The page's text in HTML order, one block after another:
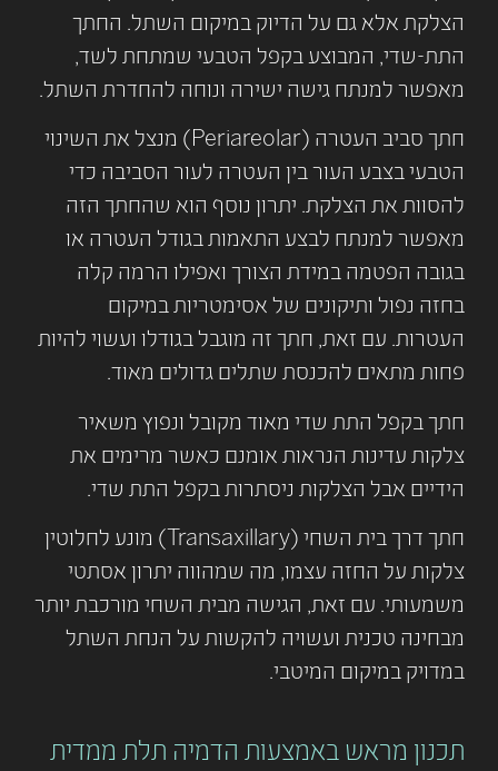
הצלקת אלא גם על הדיוק במיקום השתל. החתך
התת-שדי, המבוצע בקפל הטבעי שמתחת לשד,
מאפשר למנתח גישה ישירה ונוחה להחדרת השתל.
חתך סביב העטרה (Periareolar) מנצל את השינוי
הטבעי בצבע העור בין העטרה לעור הסביבה כדי
להסוות את הצלקת. יתרון נוסף הוא שהחתך הזה
מאפשר למנתח לבצע התאמות בגודל העטרה או
בגובה הפטמה במידת הצורך ואפילו הרמה קלה
בחזה נפול ותיקונים של אסימטריות במיקום
העטרות. עם זאת, חתך זה מוגבל בגודלו ועשוי להיות
פחות מתאים להכנסת שתלים גדולים מאוד.
חתך בקפל התת שדי מאוד מקובל ונפוץ משאיר
צלקות עדינות הנראות אומנם כאשר מרימים את
הידיים אבל הצלקות ניסתרות בקפל התת שדי.
חתך דרך בית השחי (Transaxillary) מונע לחלוטין
צלקות על החזה עצמו, מה שמהווה יתרון אסתטי
משמעותי. עם זאת, הגישה מבית השחי מורכבת יותר
מבחינה טכנית ועשויה להקשות על הנחת השתל
במדויק במיקום המיטבי.
תכנון מראש באמצעות הדמיה תלת ממדית